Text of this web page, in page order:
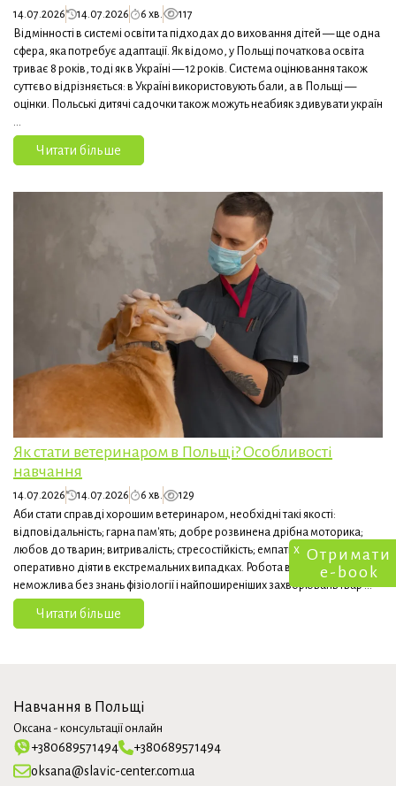
14.07.2026 14.07.2026 6 хв.
117
Відмінності в системі освіти та підходах до виховання дітей — ще одна
сфера, яка потребує адаптації. Як відомо, у Польщі початкова освіта
триває 8 років, тоді як в Україні — 12 років. Система оцінювання також
суттєво відрізняється: в Україні використовують бали, а в Польщі —
оцінки. Польські дитячі садочки також можуть неабияк здивувати україн
Читати більше
Як стати ветеринаром в Польщі? Особливості
навчання
14.07.2026 14.07.2026 6 хв.
129
Аби стати справді хорошим ветеринаром, необхідні такі якості:
відповідальність; гарна пам'ять; добре розвинена дрібна моторика;
любов до тварин; витривалість; стресостійкість; емпатія; вміння
оперативно діяти в екстремальних випадках. Робота ветеринара
неможлива без знань фізіології і найпоширеніших захворювань твар ...
Читати більше
Навчання в Польщі
Оксана - консультації онлайн
+380689571494
+380689571494
oksana@slavic-center.com.ua
x Отримати
e-book